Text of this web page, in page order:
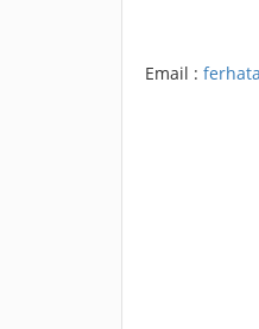
Email :